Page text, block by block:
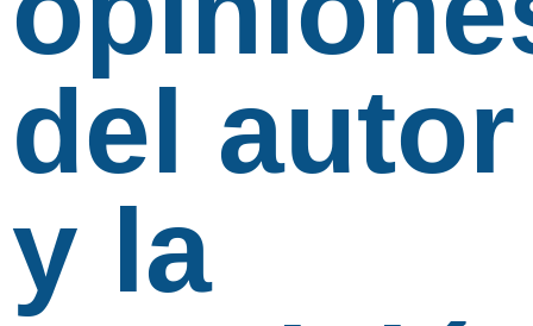
del autor
y la